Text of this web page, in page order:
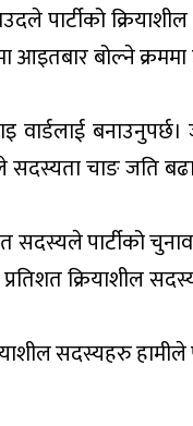
पार्टीको
आइतबार बोल्ने
वार्डलाई
चाङ जति बढाए
पार्टीको
क्रियाशील
सदस्यहरु हामीले